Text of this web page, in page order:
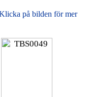
på bilden för mer